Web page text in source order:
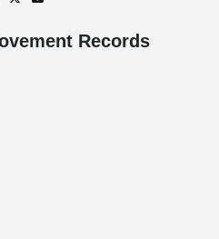
Records